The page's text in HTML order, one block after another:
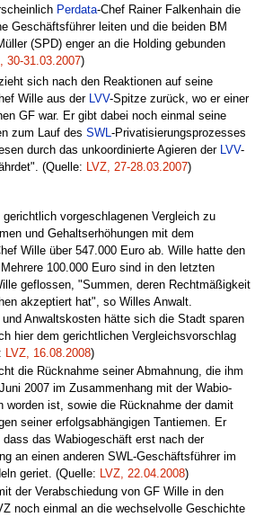
Perdata-Chef Rainer Falkenhain die
Geschäftsführer leiten und die beiden BM
(SPD) enger an die Holding gebunden
30-31.03.2007)
sich nach den Reaktionen auf seine
Wille aus der LVV-Spitze zurück, wo er einer
GF war. Er gibt dabei noch einmal seine
zum Lauf des SWL -Privatisierungsprozesses
durch das unkoordinierte Agieren der
LVV-
(Quelle:
LVZ, 27-28.03.2007)
vorgeschlagenen Vergleich zu
und Gehaltserhöhungen mit dem
Wille über 547.000 Euro ab. Wille hatte den
100.000 Euro sind in den letzten
geflossen, "Summen, deren Rechtmäßigkeit
akzeptiert hat", so Willes Anwalt.
Anwaltskosten hätte sich die Stadt sparen
hier dem gerichtlichen Vergleichsvorschlag
LVZ, 16.08.2008)
die Rücknahme seiner Abmahnung, die ihm
2007 im Zusammenhang mit der Wabio-
worden ist, sowie die Rücknahme der damit
seiner erfolgsabhängigen Tantiemen. Er
das Wabiogeschäft erst nach der
an einen anderen SWL-Geschäftsführer im
geriet. (Quelle: LVZ, 22.04.2008)
der Verabschiedung von GF Wille in den
noch einmal an die wechselvolle Geschichte